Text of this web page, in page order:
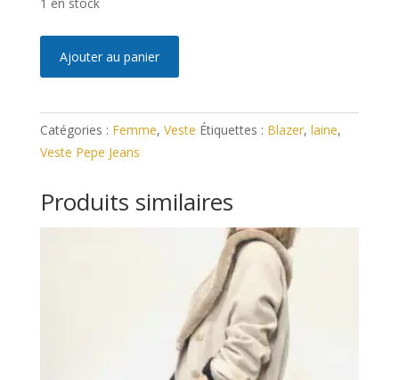
Courte
Laine
Pepe
XS
Ajouter au panier
e
r
Catégories : Femme, Veste Étiquettes : Blazer, laine,
Veste Pepe Jeans
Produits similaires